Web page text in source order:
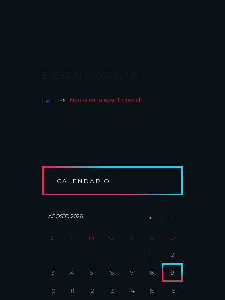
Non ci sono eventi previsti.
CALENDARIO
AGOSTO 2026
L M M G V S D
1 2
3 4 5 6 7 8 9
10 11 12 13 14 15 16